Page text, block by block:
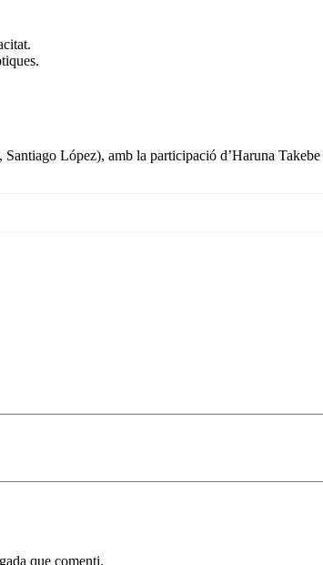
López), amb la participació d’Haruna
que comenti.